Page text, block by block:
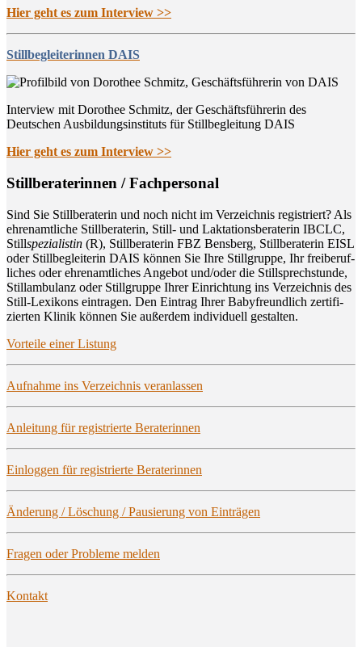
Hier geht es zum Interview >>
Stillbegleiterinnen DAIS
Interview mit Dorothee Schmitz, der Geschäftsführerin des
Deutschen Ausbildungsinstituts für Stillbegleitung DAIS
Hier geht es zum Interview >>
Still­be­ra­te­rin­nen / Fachpersonal
Sind Sie Still­be­ra­te­rin und noch nicht im Ver­zeich­nis regis­triert? Als
ehren­amt­li­che Still­be­ra­te­rin, Still- und Lak­ta­ti­ons­be­ra­te­rin IBCLC,
Stillspe­zia­lis­tin (R), Still­be­ra­te­rin FBZ Bens­berg, Still­be­ra­te­rin EISL
oder Still­be­glei­te­rin DAIS kön­nen Sie Ihre Still­grup­pe, Ihr frei­be­ruf­
li­ches oder ehren­amt­li­ches Ange­bot und/oder die Still­sprech­stun­de,
Still­am­bu­lanz oder Still­grup­pe Ihrer Ein­rich­tung ins Ver­zeich­nis des
Still-Lexi­kons ein­tra­gen. Den Ein­trag Ihrer Baby­freund­lich zer­ti­fi­
zier­ten Kli­nik kön­nen Sie außer­dem indi­vi­du­ell gestalten.
Vor­tei­le einer Listung
Auf­nah­me ins Ver­zeich­nis veranlassen
Anlei­tung für regis­trier­te Beraterinnen
Ein­log­gen für regis­trier­te Beraterinnen
Ände­rung / Löschung / Pau­sie­rung von Einträgen
Fra­gen oder Pro­ble­me melden
Kon­takt